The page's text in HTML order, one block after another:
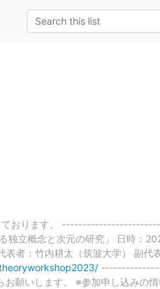
しております。
立概念と次元の研究」 日時：
者：竹内耕太（筑波大学） 副代
します。 ※参加申し込みの情